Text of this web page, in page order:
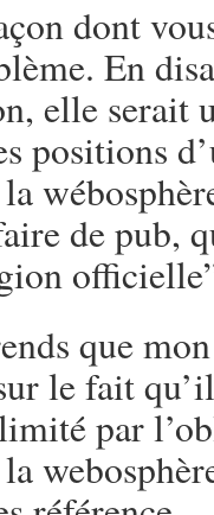
dont
En
elle serait
positions
de pub,
que
le fait
par